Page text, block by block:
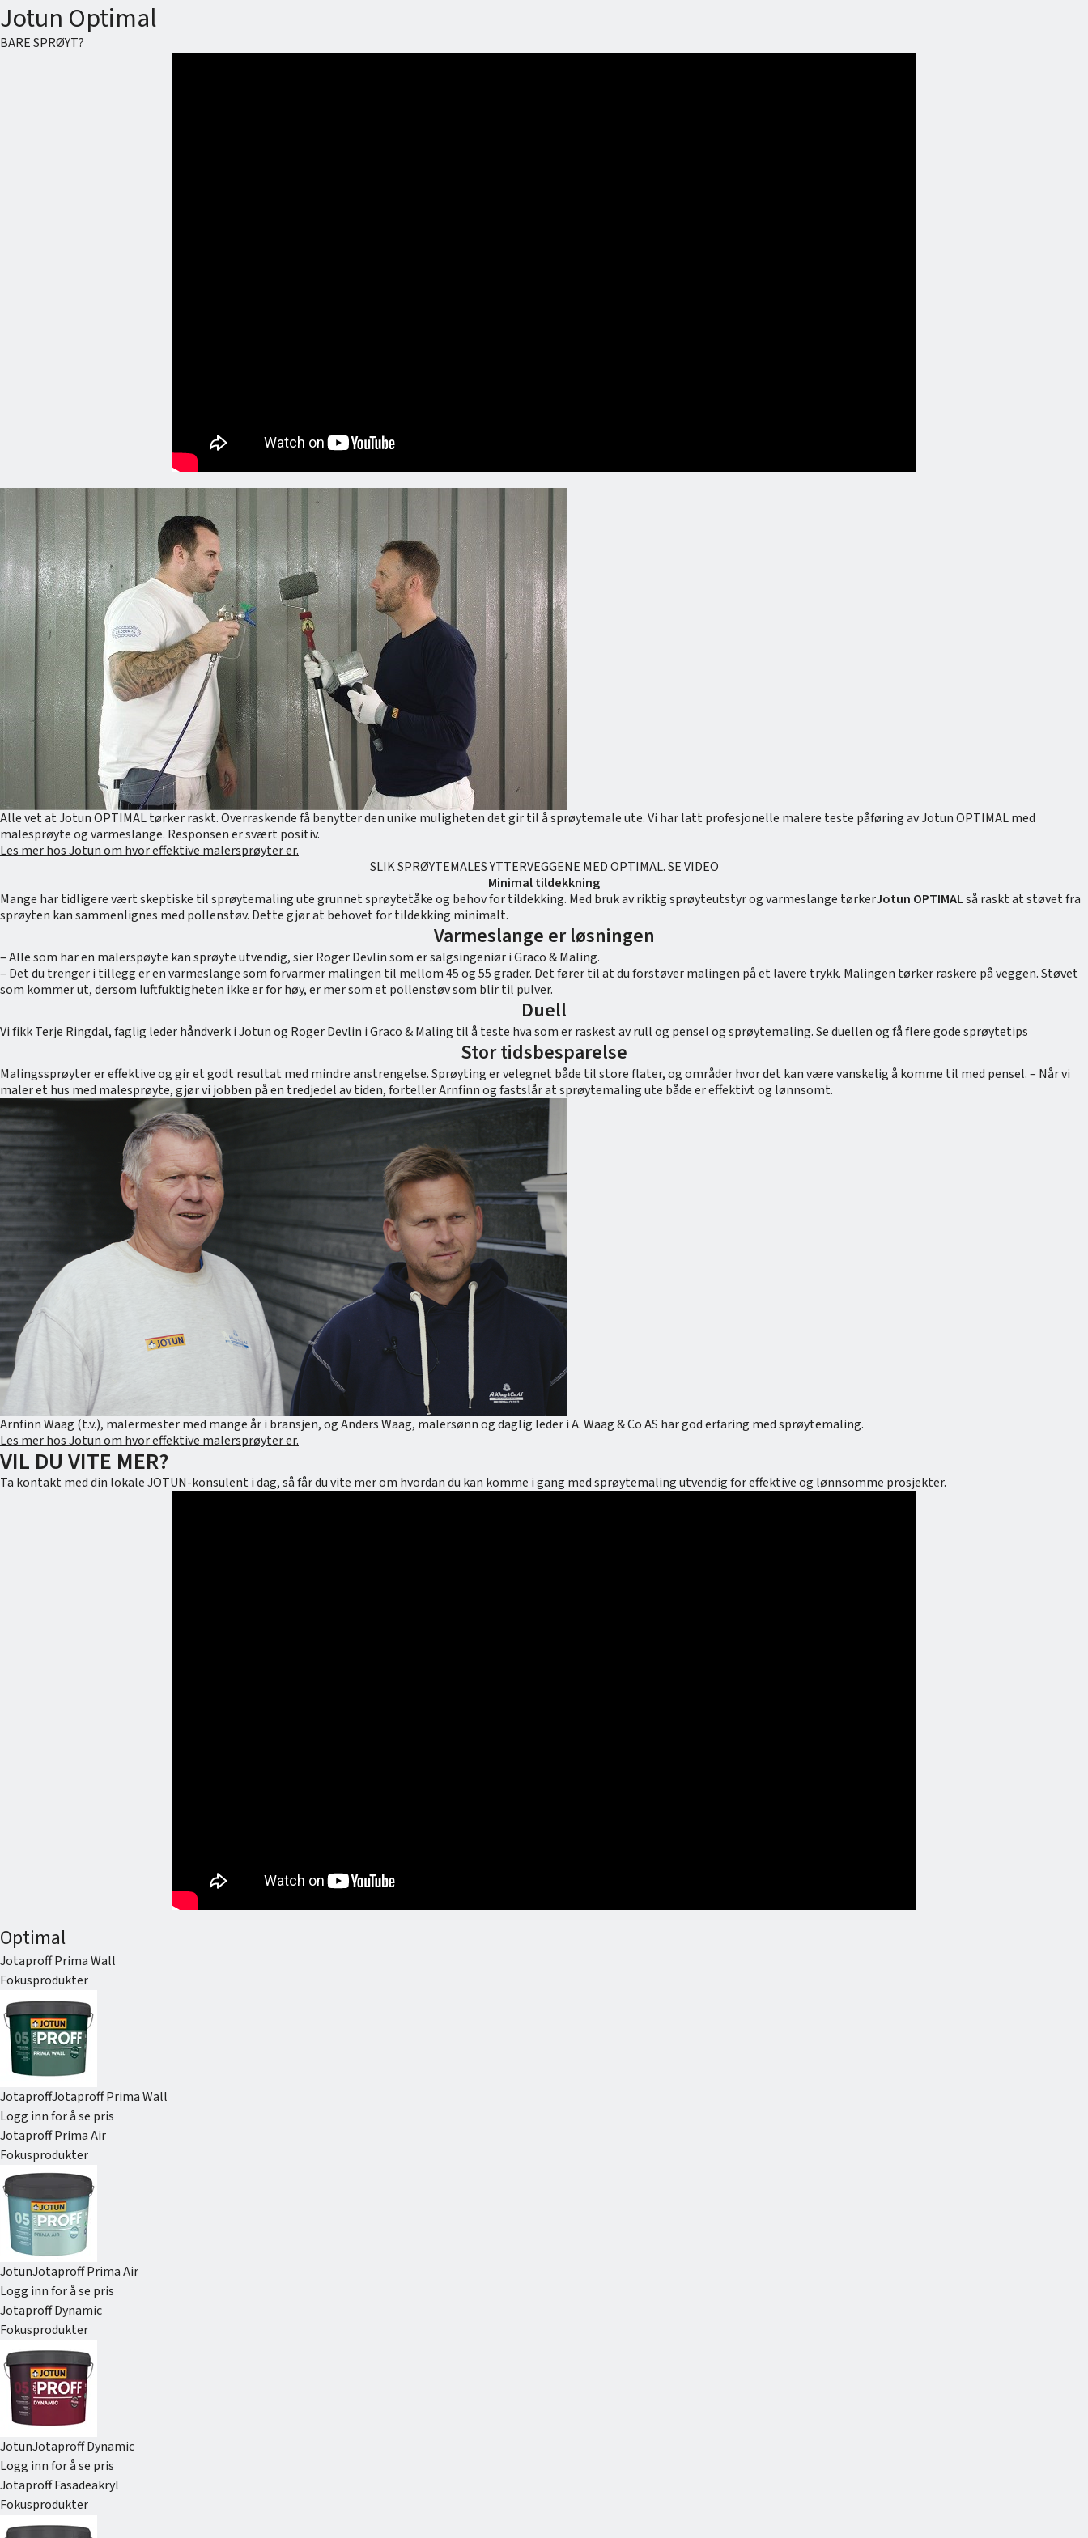
Jotun Optimal
BARE SPRØYT?
Alle vet at Jotun OPTIMAL tørker raskt. Overraskende få benytter den unike muligheten det gir til å sprøytemale ute. Vi har latt profesjonelle malere teste påføring av Jotun OPTIMAL med
malesprøyte og varmeslange. Responsen er svært positiv.
Les mer hos Jotun om hvor effektive malersprøyter er.
SLIK SPRØYTEMALES YTTERVEGGENE MED OPTIMAL. SE VIDEO
Minimal tildekkning
Mange har tidligere vært skeptiske til sprøytemaling ute grunnet sprøytetåke og behov for tildekking. Med bruk av riktig sprøyteutstyr og varmeslange tørkerJotun OPTIMALså raskt at støvet fra
sprøyten kan sammenlignes med pollenstøv. Dette gjør at behovet for tildekking minimalt.
Varmeslange er løsningen
– Alle som har en malerspøyte kan sprøyte utvendig, sier Roger Devlin som er salgsingeniør i Graco & Maling.
– Det du trenger i tillegg er en varmeslange som forvarmer malingen til mellom 45 og 55 grader. Det fører til at du forstøver malingen på et lavere trykk. Malingen tørker raskere på veggen. Støvet
som kommer ut, dersom luftfuktigheten ikke er for høy, er mer som et pollenstøv som blir til pulver.
Duell
Vi fikk Terje Ringdal, faglig leder håndverk i Jotun og Roger Devlin i Graco & Maling til å teste hva som er raskest av rull og pensel og sprøytemaling. Se duellen og få flere gode sprøytetips
Stor tidsbesparelse
Malingssprøyter er effektive og gir et godt resultat med mindre anstrengelse. Sprøyting er velegnet både til store flater, og områder hvor det kan være vanskelig å komme til med pensel. – Når vi
maler et hus med malesprøyte, gjør vi jobben på en tredjedel av tiden, forteller Arnfinn og fastslår at sprøytemaling ute både er effektivt og lønnsomt.
Arnfinn Waag (t.v.), malermester med mange år i bransjen, og Anders Waag, malersønn og daglig leder i A. Waag & Co AS har god erfaring med sprøytemaling.
Les mer hos Jotun om hvor effektive malersprøyter er.
VIL DU VITE MER?
Ta kontakt med din lokale JOTUN-konsulent i dag, så får du vite mer om hvordan du kan komme i gang med sprøytemaling utvendig for effektive og lønnsomme prosjekter.
Optimal
Jotaproff Prima Wall
Fokusprodukter
JotaproffJotaproff Prima Wall
Logg inn for å se pris
Jotaproff Prima Air
Fokusprodukter
JotunJotaproff Prima Air
Logg inn for å se pris
Jotaproff Dynamic
Fokusprodukter
JotunJotaproff Dynamic
Logg inn for å se pris
Jotaproff Fasadeakryl
Fokusprodukter